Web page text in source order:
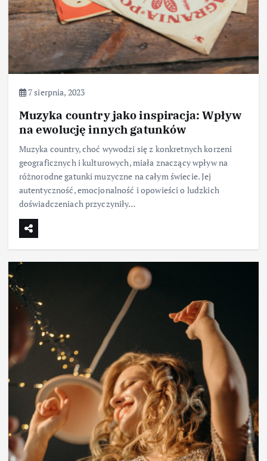
7 sierpnia, 2023
Muzyka country jako inspiracja: Wpływ
na ewolucję innych gatunków
Muzyka country, choć wywodzi się z konkretnych korzeni
geograficznych i kulturowych, miała znaczący wpływ na
różnorodne gatunki muzyczne na całym świecie. Jej
autentyczność, emocjonalność i opowieści o ludzkich
doświadczeniach przyczyniły…